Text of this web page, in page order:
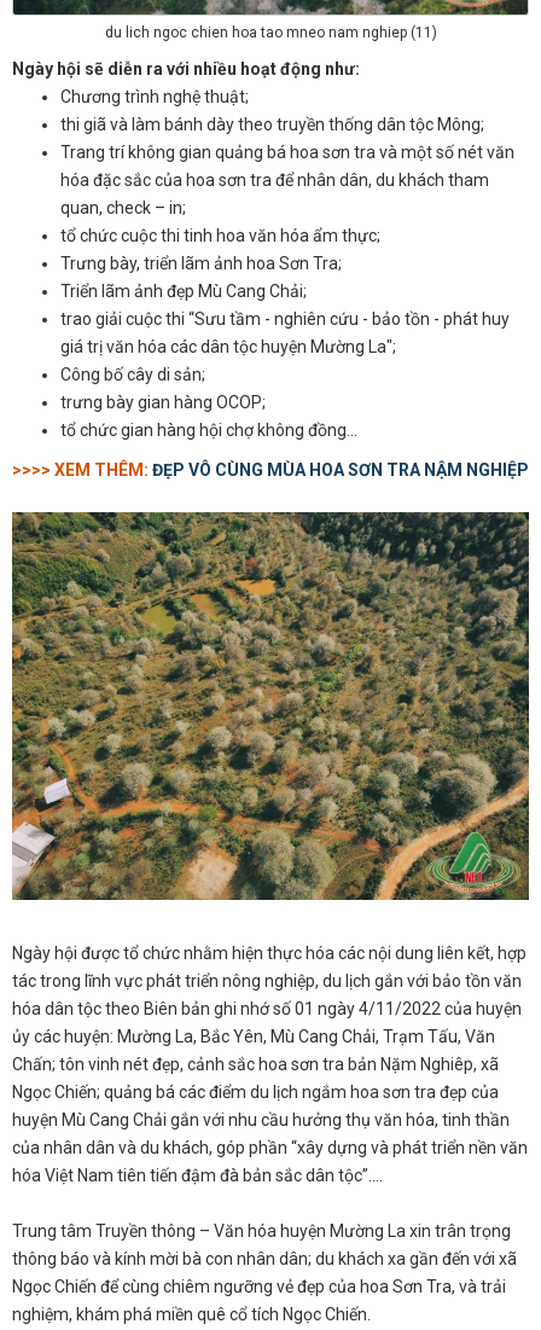
du lich ngoc chien hoa tao mneo nam nghiep (11)
Ngày hội sẽ diễn ra với nhiều hoạt động như:
Chương trình nghệ thuật;
thi giã và làm bánh dày theo truyền thống dân tộc Mông;
Trang trí không gian quảng bá hoa sơn tra và một số nét văn
hóa đặc sắc của hoa sơn tra để nhân dân, du khách tham
quan, check – in;
tổ chức cuộc thi tinh hoa văn hóa ẩm thực;
Trưng bày, triển lãm ảnh hoa Sơn Tra;
Triển lãm ảnh đẹp Mù Cang Chải;
trao giải cuộc thi “Sưu tầm - nghiên cứu - bảo tồn - phát huy
giá trị văn hóa các dân tộc huyện Mường La";
Công bố cây di sản;
trưng bày gian hàng OCOP;
tổ chức gian hàng hội chợ không đồng…
>>>> XEM THÊM: ĐẸP VÔ CÙNG MÙA HOA SƠN TRA NẬM NGHIỆP
Ngày hội được tổ chức nhằm hiện thực hóa các nội dung liên kết, hợp
tác trong lĩnh vực phát triển nông nghiệp, du lịch gắn với bảo tồn văn
hóa dân tộc theo Biên bản ghi nhớ số 01 ngày 4/11/2022 của huyện
ủy các huyện: Mường La, Bắc Yên, Mù Cang Chải, Trạm Tấu, Văn
Chấn; tôn vinh nét đẹp, cảnh sắc hoa sơn tra bản Nặm Nghiêp, xã
Ngọc Chiến; quảng bá các điểm du lịch ngắm hoa sơn tra đẹp của
huyện Mù Cang Chải gắn với nhu cầu hưởng thụ văn hóa, tinh thần
của nhân dân và du khách, góp phần “xây dựng và phát triển nền văn
hóa Việt Nam tiên tiến đậm đà bản sắc dân tộc”....
Trung tâm Truyền thông – Văn hóa huyện Mường La xin trân trọng
thông báo và kính mời bà con nhân dân; du khách xa gần đến với xã
Ngọc Chiến để cùng chiêm ngưỡng vẻ đẹp của hoa Sơn Tra, và trải
nghiệm, khám phá miền quê cổ tích Ngọc Chiến.